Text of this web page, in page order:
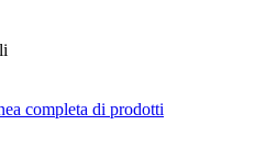
completa di prodotti